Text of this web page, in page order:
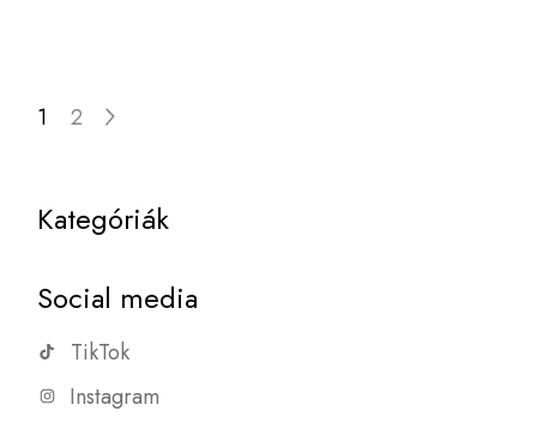
1 2
Kategóriák
Social media
TikTok
Instagram